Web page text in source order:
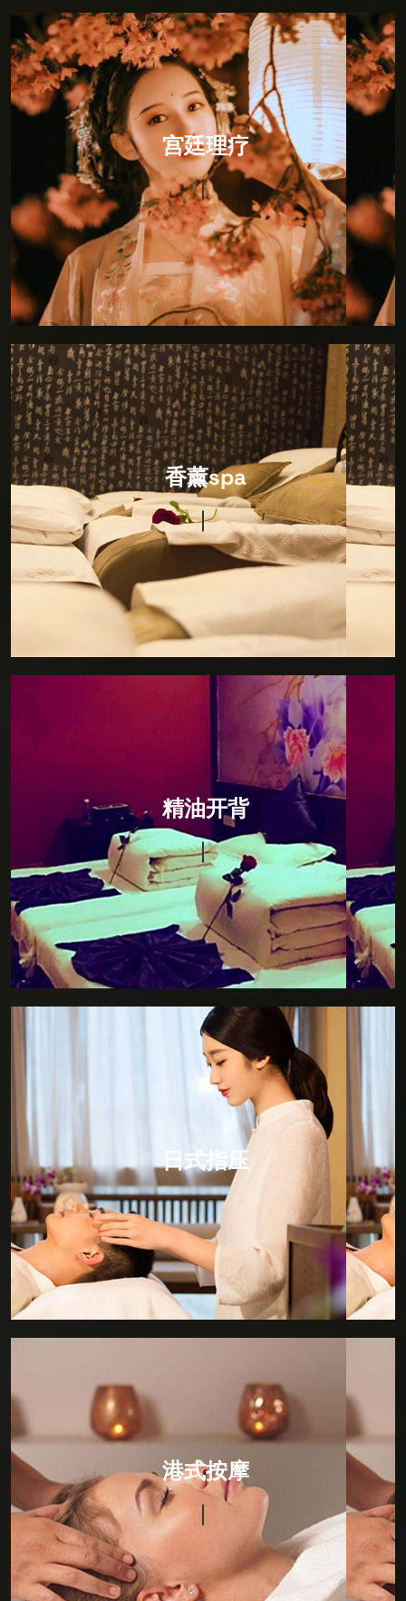
宫廷理疗
宫廷理疗
宫廷理疗，融入印度瑜伽的柔美与灵动后全新推出。将
恢宏与霸气放进一处幽居的男子，回眸一笑间褪落六宫
粉黛的佳人，通过砭、针、灸、药，以及导引按跷，从
而恢复和保持生理的均衡与平和。
香薰spa
香薰spa
特色香薰，源自东方，驻足东方，寻觅SPA发展之道，
将日本SPA秘术引进复刻，打造完美日式风格，让您通
过一场SPA即可畅游东瀛。精心营造舒适雅致的私人空
间，打造特色包房，在绝对私人的个人空间内，您可以
享受水疗按摩，特色SPA，才艺表演等独特项目，让您
专业压力，远离喧嚣，回归真我。
精油开背
精油开背
开精油SPA疏通豚部疏通四肢油压盛部保养除湿共计
150分钟，柔和的手法，贴心的服务，华贵的私人护理
贵宾室，让阁下尽可享受独立的私人空间，暂且挥别急
促的都市节奏。以畅快的感官之旅，来唤醒您的每一寸
肌肤，感受全身心的放松。
日式指压
日式指压
日式指压，所谓“日式按摩”是以中医推拿为基本的手
法。因为中国文化对日本的影响是根深蒂固的。日式按
摩就是点道手法的具体应用，所以日式按摩的主要作用
点就是人体的动脉血管，通过人体动脉血管的三玄性空
间运动规律对人体的经脉进行比较有效的调节，所以日
式按摩是比较简单的，但却是寓意深刻的保健按摩方
法。
港式按摩
港式按摩
选用纯天然植物提炼而成的精华原液,结合专用护肤按摩
油，秉承物理学和生物学的原理，以缓慢轻柔的动作对
人体进行按压、摩擦、推拿。按摩手法细腻、指间节奏
感强。从而达到刺激皮肤神经，具有排毒、润肤养颜、
消脂纤体、提神醒脑、舒经活络、养肾补元、改善和平
衡新陈代谢功效;即刻消除精神疲劳，舒缓焦虑及紧张功
能，并有利于多种慢性疾病的康复。